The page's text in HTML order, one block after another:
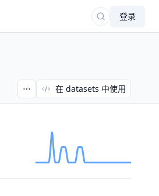
登录
在 datasets 中使用